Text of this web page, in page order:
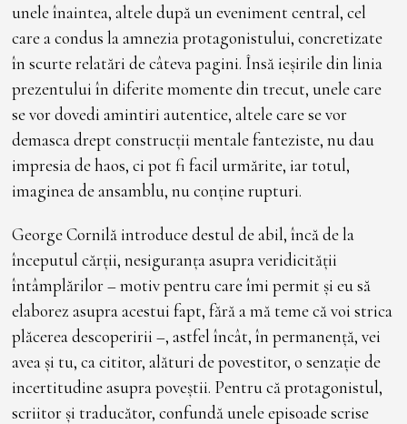
unele înaintea, altele după un eveniment central, cel
care a condus la amnezia protagonistului, concretizate
în scurte relatări de câteva pagini. Însă ieșirile din linia
prezentului în diferite momente din trecut, unele care
se vor dovedi amintiri autentice, altele care se vor
demasca drept construcții mentale fanteziste, nu dau
impresia de haos, ci pot fi facil urmărite, iar totul,
imaginea de ansamblu, nu conține rupturi.
George Cornilă introduce destul de abil, încă de la
începutul cărții, nesiguranța asupra veridicității
întâmplărilor – motiv pentru care îmi permit și eu să
elaborez asupra acestui fapt, fără a mă teme că voi strica
plăcerea descoperirii –, astfel încât, în permanență, vei
avea și tu, ca cititor, alături de povestitor, o senzație de
incertitudine asupra poveștii. Pentru că protagonistul,
scriitor și traducător, confundă unele episoade scrise